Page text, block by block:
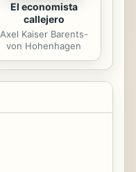
El economista
callejero
Axel Kaiser Barents-
von Hohenhagen